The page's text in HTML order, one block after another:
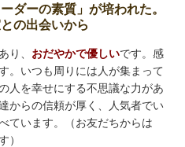
ダーの素質」が培われた。
の出会いから
り、 おだやかで優しいです。感
。いつも周りには人が集まって
人を幸せにする不思議な力があ
からの信頼が厚く、人気者でい
ています。（お友だちからは
）